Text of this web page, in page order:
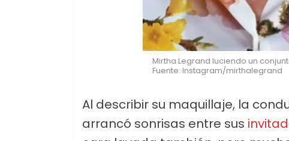
Mirtha Legrand luciendo un
Fuente: Instagram/mirthalegrand
Al describir su maquillaje, la
arrancó sonrisas entre sus